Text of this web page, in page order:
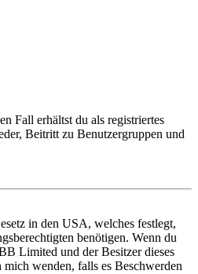
Fall erhältst du als registriertes
Beitritt zu Benutzergruppen und
in den USA, welches festlegt,
benötigen. Wenn du
Limited und der Besitzer dieses
wenden, falls es Beschwerden